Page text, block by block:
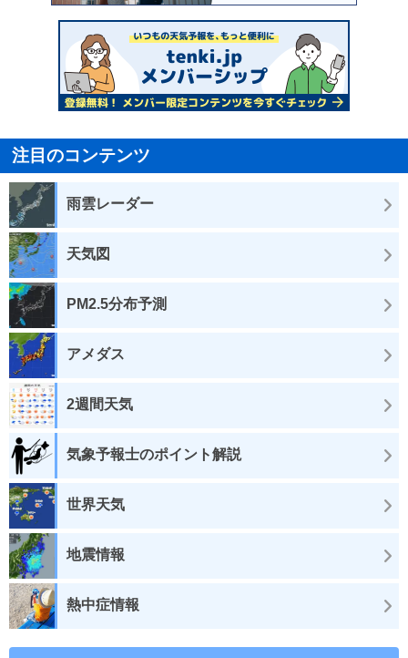
注目のコンテンツ
雨雲レーダー
天気図
PM2.5分布予測
アメダス
2週間天気
気象予報士のポイント解説
世界天気
地震情報
熱中症情報